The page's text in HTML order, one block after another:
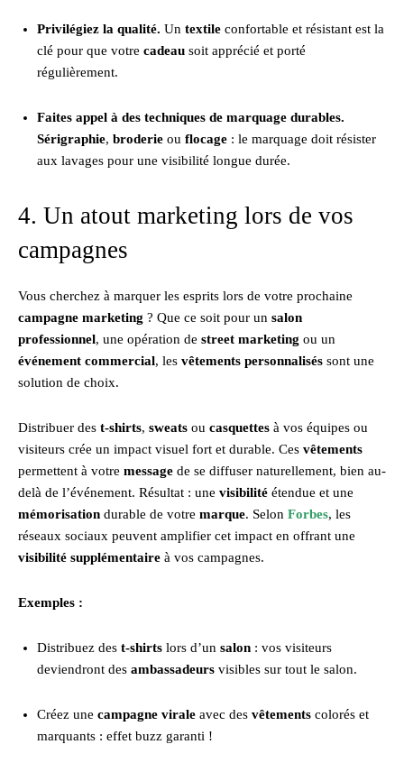
Privilégiez la qualité. Un textile confortable et résistant est la
clé pour que votre cadeau soit apprécié et porté
régulièrement.
Faites appel à des techniques de marquage durables.
Sérigraphie, broderie ou flocage : le marquage doit résister
aux lavages pour une visibilité longue durée.
4. Un atout marketing lors de vos
campagnes
Vous cherchez à marquer les esprits lors de votre prochaine
campagne marketing ? Que ce soit pour un salon
professionnel, une opération de street marketing ou un
événement commercial, les vêtements personnalisés sont une
solution de choix.
Distribuer des t-shirts, sweats ou casquettes à vos équipes ou
visiteurs crée un impact visuel fort et durable. Ces vêtements
permettent à votre message de se diffuser naturellement, bien au-
delà de l’événement. Résultat : une visibilité étendue et une
mémorisation durable de votre marque. Selon Forbes, les
réseaux sociaux peuvent amplifier cet impact en offrant une
visibilité supplémentaire à vos campagnes.
Exemples :
Distribuez des t-shirts lors d’un salon : vos visiteurs
deviendront des ambassadeurs visibles sur tout le salon.
Créez une campagne virale avec des vêtements colorés et
marquants : effet buzz garanti !